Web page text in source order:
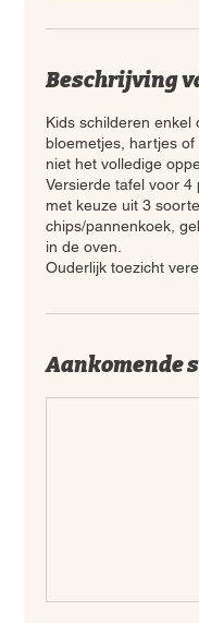
Beschrijving
Kids schilderen enkel
bloemetjes, hartjes of
niet het volledige
Versierde tafel voor 4
met keuze uit 3
chips/pannenkoek,
in de oven.
Ouderlijk toezicht
Aankomende